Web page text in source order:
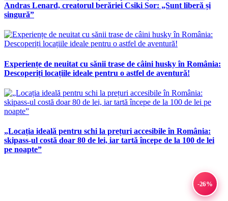
Andras Lenard, creatorul berăriei Csiki Sor: „Sunt liberă și
singură”
Experiențe de neuitat cu sănii trase de câini husky în România:
Descoperiți locațiile ideale pentru o astfel de aventură!
„Locația ideală pentru schi la prețuri accesibile în România:
skipass-ul costă doar 80 de lei, iar tartă începe de la 100 de lei
pe noapte”
-26%